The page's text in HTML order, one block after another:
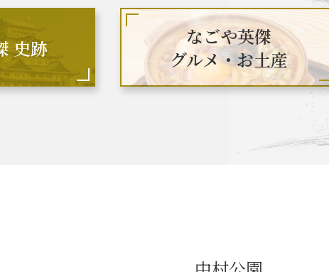
秀長関連 史跡 一覧 秀長グルメ・土産一
秀吉関連 史跡 一覧 秀吉グルメ・土産 一
信長グルメ・土産一覧
史跡
なごや英傑
グルメ・お土産